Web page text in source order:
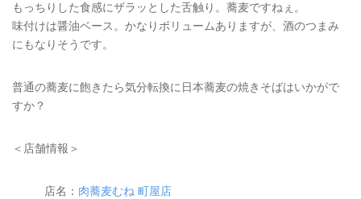
もっちりした食感にザラッとした舌触り。蕎麦ですねぇ。
味付けは醤油ベース。かなりボリュームありますが、酒のつまみ
にもなりそうです。
普通の蕎麦に飽きたら気分転換に日本蕎麦の焼きそばはいかがで
すか？
＜店舗情報＞
店名： 肉蕎麦むね 町屋店